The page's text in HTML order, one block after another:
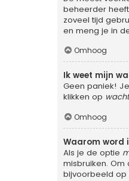
beheerder
zoveel tijd
en meng je in
Omhoog
Ik weet mijn
Geen paniek!
klikken op
Omhoog
Waarom word
Als je de optie
misbruiken.
bijvoorbeeld op